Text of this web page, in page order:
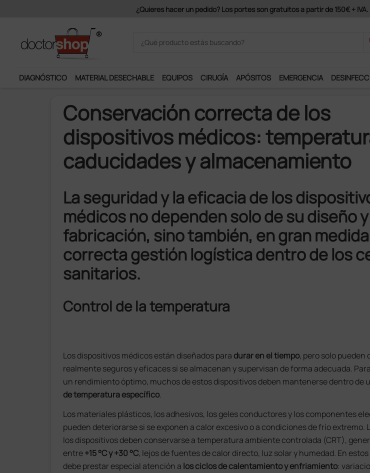
Únete al programa Ds Plus y podrás disfrutar de muchos servicios
DIAGNÓSTICO MATERIAL DESECHABLE EQUIPOS CIRUGÍA APÓSITOS EMERGENCIA
Conservación correcta de los
dispositivos médicos:
caducidades y almacenamiento
La seguridad y la eficacia de los
médicos no dependen solo de su diseño y
fabricación, sino también, en gran
correcta gestión logística dentro de los
sanitarios.
Control de la temperatura
Los dispositivos médicos están diseñados para durar en el tiempo, pero solo pueden
realmente seguros y eficaces si se almacenan y supervisan de forma adecuada.
un rendimiento óptimo, muchos de estos dispositivos deben mantenerse dentro de
de temperatura específico.
Los materiales plásticos, los adhesivos, los geles conductores y los componentes
pueden deteriorarse si se exponen a calor excesivo o a condiciones de frío extremo.
los dispositivos deben conservarse a temperatura ambiente controlada (CRT),
entre+15 °C y +30 °C, lejos de fuentes de calor directo, luz solar y humedad. En
debe prestar especial atención a los ciclos de calentamiento y enfriamiento: